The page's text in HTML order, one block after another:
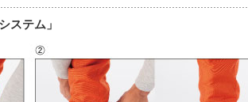
ステム」